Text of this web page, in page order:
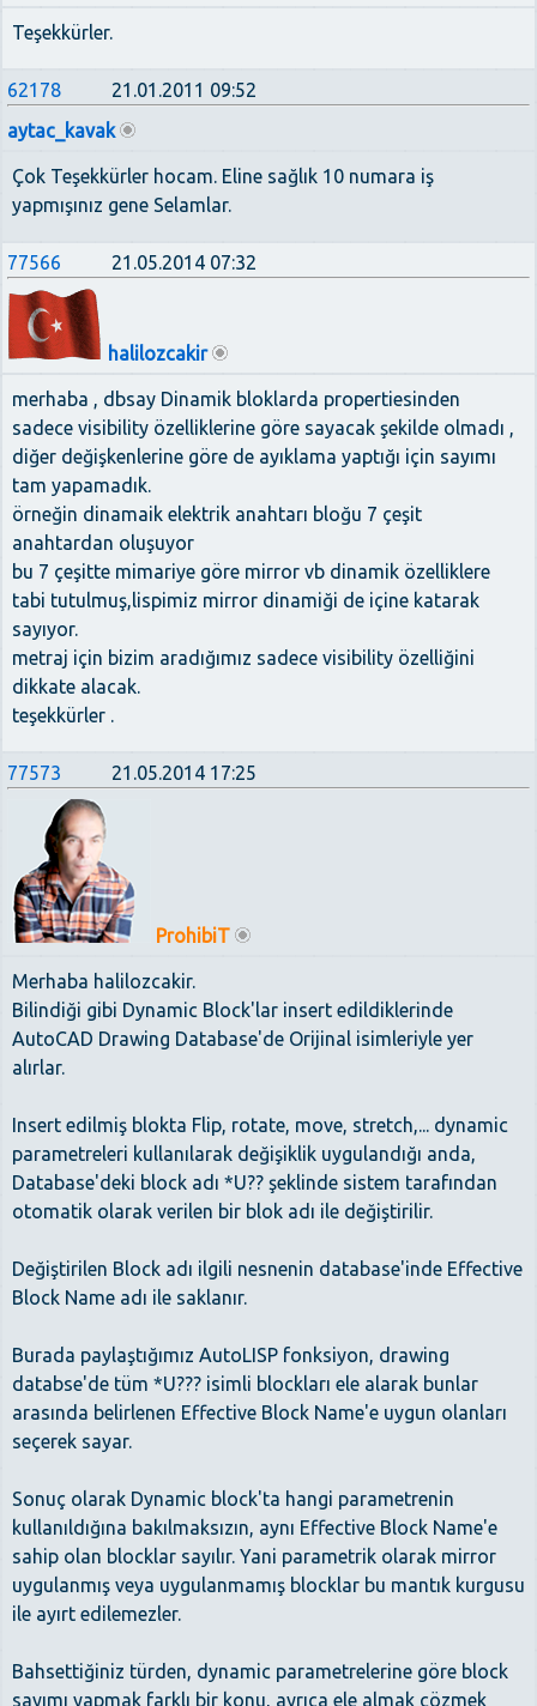
Teşekkürler.
62178
21.01.2011 09:52
aytac_kavak
Çok Teşekkürler hocam. Eline sağlık 10 numara iş
yapmışınız gene Selamlar.
77566 21.05.2014 07:32
halilozcakir
merhaba , dbsay Dinamik bloklarda propertiesinden
sadece visibility özelliklerine göre sayacak şekilde olmadı ,
diğer değişkenlerine göre de ayıklama yaptığı için sayımı
tam yapamadık.
örneğin dinamaik elektrik anahtarı bloğu 7 çeşit
anahtardan oluşuyor
bu 7 çeşitte mimariye göre mirror vb dinamik özelliklere
tabi tutulmuş,lispimiz mirror dinamiği de içine katarak
sayıyor.
metraj için bizim aradığımız sadece visibility özelliğini
dikkate alacak.
teşekkürler .
77573 21.05.2014 17:25
ProhibiT
Merhaba halilozcakir.
Bilindiği gibi Dynamic Block'lar insert edildiklerinde
AutoCAD Drawing Database'de Orijinal isimleriyle yer
alırlar.
Insert edilmiş blokta Flip, rotate, move, stretch,... dynamic
parametreleri kullanılarak değişiklik uygulandığı anda,
Database'deki block adı *U?? şeklinde sistem tarafından
otomatik olarak verilen bir blok adı ile değiştirilir.
Değiştirilen Block adı ilgili nesnenin database'inde Effective
Block Name adı ile saklanır.
Burada paylaştığımız AutoLISP fonksiyon, drawing
databse'de tüm *U??? isimli blockları ele alarak bunlar
arasında belirlenen Effective Block Name'e uygun olanları
seçerek sayar.
Sonuç olarak Dynamic block'ta hangi parametrenin
kullanıldığına bakılmaksızın, aynı Effective Block Name'e
sahip olan blocklar sayılır. Yani parametrik olarak mirror
uygulanmış veya uygulanmamış blocklar bu mantık kurgusu
ile ayırt edilemezler.
Bahsettiğiniz türden, dynamic parametrelerine göre block
sayımı yapmak farklı bir konu, ayrıca ele almak çözmek